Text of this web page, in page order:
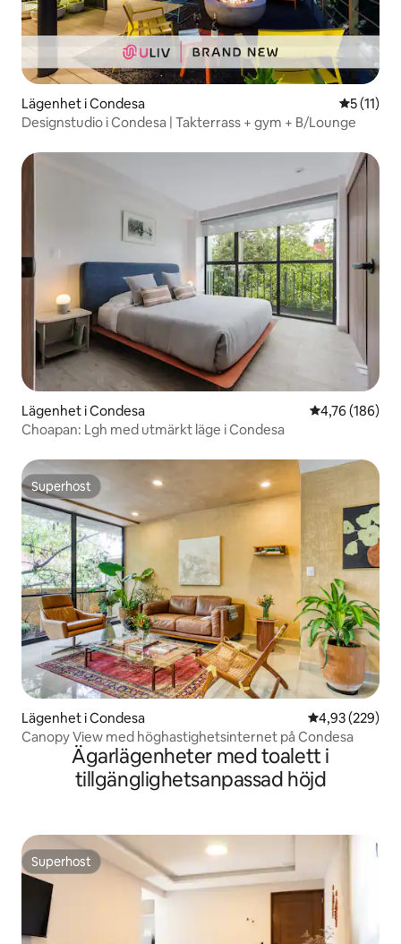
Lägenhet i Condesa 5 av 5 i
5 (11)
Designstudio i Condesa | Takterrass + gym + B/Lounge
Lägenhet i Condesa 4,76 av 5 i
4,76 (186)
Choapan: Lgh med utmärkt läge i Condesa
Superhost
Superhost
Lägenhet i Condesa 4,93 av 5 i
4,93 (229)
Canopy View med höghastighetsinternet på Condesa
Ägarlägenheter med toalett i
tillgänglighetsanpassad höjd
Superhost
Superhost